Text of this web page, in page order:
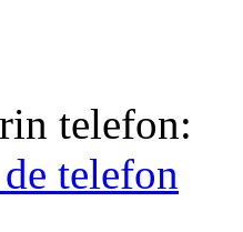
telefon:
telefon